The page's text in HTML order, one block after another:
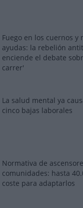
Fuego en los cuernos y
ayudas: la rebelión
enciende el debate
carrer'
La salud mental ya
cinco bajas laborales
Normativa de
comunidades: hasta
coste para adaptarlos